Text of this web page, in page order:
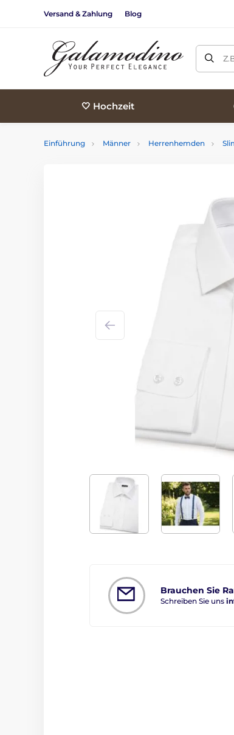
Versand & Zahlung Blog
🤍 Hochzeit
Einführung Männer Herrenhemden
Brauchen Sie
Schreiben Sie uns